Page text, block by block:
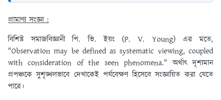
প্রামাণ্য সংজ্ঞা :
বিশিষ্ট সমাজবিজ্ঞানী পি. ভি. ইয়ং (P. V. Young) এর মতে,
"Observation may be defined as systematic viewing, coupled
with consideration of the seen phenomena." অর্থাৎ দৃশ্যমান
প্রপঞ্চকে সুশৃঙ্খলভাবে দেখাকেই পর্যবেক্ষণ হিসেবে সংজ্ঞায়িত করা যেতে
পারে।